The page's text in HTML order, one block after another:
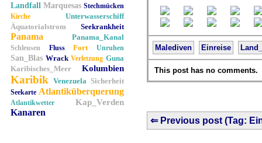
Landfall Marquesas Stechmücken
Kirche
Unterwasserschiff
Äquatorialstrom
Seekrankheit
Panama Panama_Kanal
Schleusen Fluss Fort Unruhen
San_Blas Wrack Verletzung Guna
Karibisches_Meer
Kolumbien
Karibik Venezuela Sicherheit
Seekarte Atlantiküberquerung
Atlantikwetter Kap_Verden
Kanaren
Malediven Einreise
This post has no comments.
⇐ Previous post (Tag: